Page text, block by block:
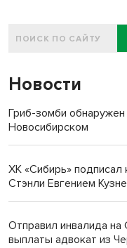
Новости
Гриб-зомби
Новосибирском
ХК «Сибирь» подписал
Стэнли Евгением
Отправил инвалида
выплаты адвокат из